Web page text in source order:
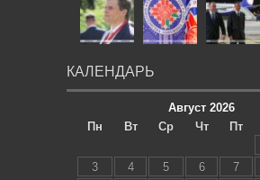
КАЛЕНДАРЬ
Август 2026
Пн
Вт Ср Чт Пт
3
4 5 6 7